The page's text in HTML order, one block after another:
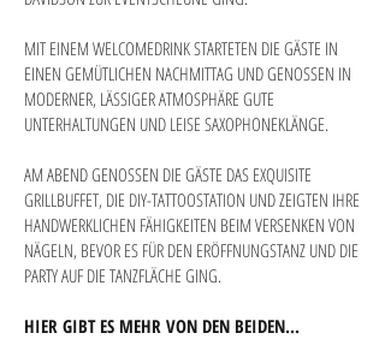
MIT EINEM WELCOMEDRINK STARTETEN DIE GÄSTE IN
EINEN GEMÜTLICHEN NACHMITTAG UND GENOSSEN IN
MODERNER, LÄSSIGER ATMOSPHÄRE GUTE
UNTERHALTUNGEN UND LEISE SAXOPHONEKLÄNGE.
AM ABEND GENOSSEN DIE GÄSTE DAS EXQUISITE
GRILLBUFFET, DIE DIY-TATTOOSTATION UND ZEIGTEN IHRE
HANDWERKLICHEN FÄHIGKEITEN BEIM VERSENKEN VON
NÄGELN, BEVOR ES FÜR DEN ERÖFFNUNGSTANZ UND DIE
PARTY AUF DIE TANZFLÄCHE GING.
HIER GIBT ES MEHR VON DEN BEIDEN...